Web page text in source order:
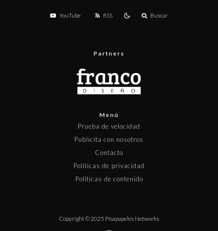
YouTube RSS Buscar
Partners
Menú
Prueba de velocidad
Publicita con nosotros
Contacto
Políticas de privacidad
Políticas de contenido
Copyright © 2025 Pisapapeles Networks